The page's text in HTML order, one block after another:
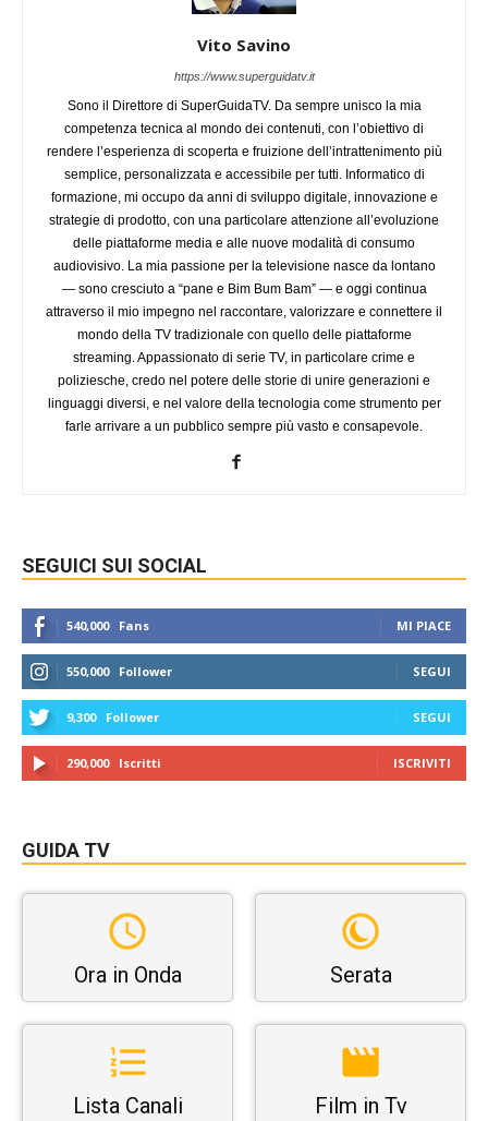
Vito Savino
https://www.superguidatv.it
Sono il Direttore di SuperGuidaTV. Da sempre unisco la mia
competenza tecnica al mondo dei contenuti, con l’obiettivo di
rendere l’esperienza di scoperta e fruizione dell’intrattenimento più
semplice, personalizzata e accessibile per tutti. Informatico di
formazione, mi occupo da anni di sviluppo digitale, innovazione e
strategie di prodotto, con una particolare attenzione all’evoluzione
delle piattaforme media e alle nuove modalità di consumo
audiovisivo. La mia passione per la televisione nasce da lontano
— sono cresciuto a “pane e Bim Bum Bam” — e oggi continua
attraverso il mio impegno nel raccontare, valorizzare e connettere il
mondo della TV tradizionale con quello delle piattaforme
streaming. Appassionato di serie TV, in particolare crime e
poliziesche, credo nel potere delle storie di unire generazioni e
linguaggi diversi, e nel valore della tecnologia come strumento per
farle arrivare a un pubblico sempre più vasto e consapevole.
SEGUICI SUI SOCIAL
540,000 Fans MI PIACE
550,000 Follower SEGUI
9,300 Follower SEGUI
290,000 Iscritti ISCRIVITI
GUIDA TV
Ora in Onda Serata
Lista Canali Film in Tv